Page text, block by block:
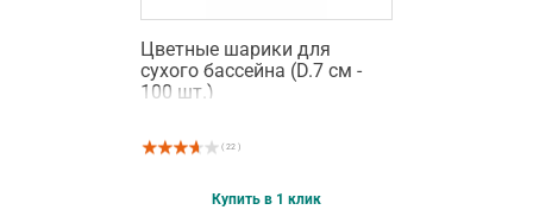
Цветные шарики для
сухого бассейна (D.7 см -
100 шт.)
( 22 )
Купить в 1 клик